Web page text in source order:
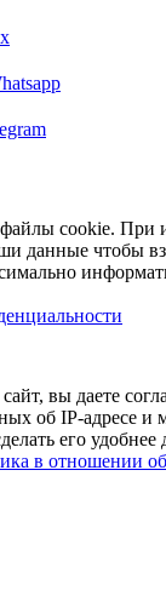
cookie. При
данные чтобы
вы даете
об IP-адресе и
его удобнее
в отношении